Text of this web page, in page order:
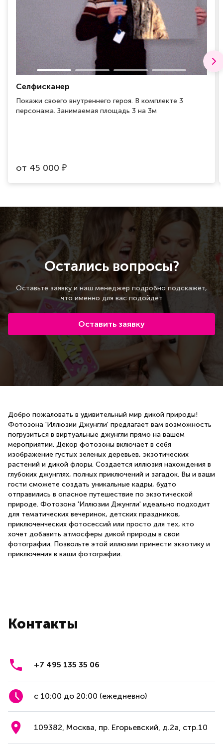
Селфисканер
Покажи своего внутреннего героя. В комплекте 3
персонажа. Занимаемая площадь 3 на 3м
от 45 000 ₽
Остались вопросы?
Оставьте заявку и наш менеджер подробно подскажет,
что именно для вас подойдет
Оставить заявку
Добро пожаловать в удивительный мир дикой природы!
Фотозона 'Иллюзии Джунгли' предлагает вам возможность
погрузиться в виртуальные джунгли прямо на вашем
мероприятии. Декор фотозоны включает в себя
изображение густых зеленых деревьев, экзотических
растений и дикой флоры. Создается иллюзия нахождения в
глубоких джунглях, полных приключений и загадок. Вы и ваши
гости сможете создать уникальные кадры, будто
отправились в опасное путешествие по экзотической
природе. Фотозона 'Иллюзии Джунгли' идеально подходит
для тематических вечеринок, детских праздников,
приключенческих фотосессий или просто для тех, кто
хочет добавить атмосферы дикой природы в свои
фотографии. Позвольте этой иллюзии принести экзотику и
приключения в ваши фотографии.
Контакты
+7 495 135 35 06
с 10:00 до 20:00 (ежедневно)
109382, Москва, пр. Егорьевский, д.2а, стр.10